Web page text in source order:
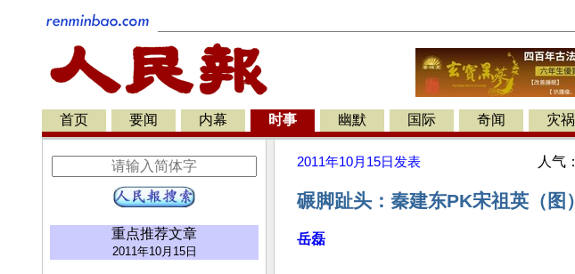
首页 要闻 内幕 时事 幽默 国际 奇闻 灾祸
重点推荐文章
2011年10月15日
2011年10月15日 发表 人气：
碾脚趾头：秦建东PK宋祖英（图）
岳磊